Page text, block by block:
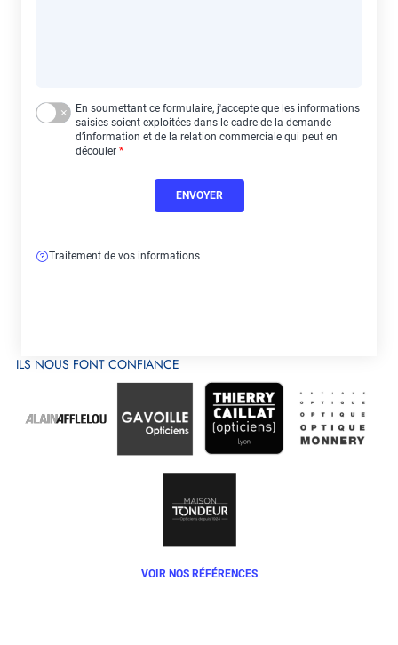
En soumettant ce formulaire, j'accepte que les informations
saisies soient exploitées dans le cadre de la demande
d’information et de la relation commerciale qui peut en
découler
Traitement de vos informations
ILS NOUS FONT CONFIANCE
VOIR NOS RÉFÉRENCES